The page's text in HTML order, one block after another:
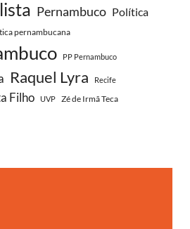
Pernambuco Política
pernambucana
PP Pernambuco
Raquel Lyra Recife
Filho UVP Zé de Irmã Teca